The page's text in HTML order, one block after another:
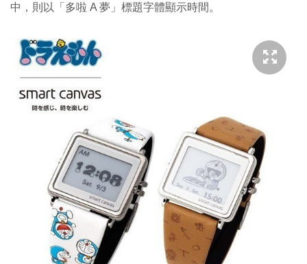
中，則以「多啦 A 夢」標題字體顯示時間。